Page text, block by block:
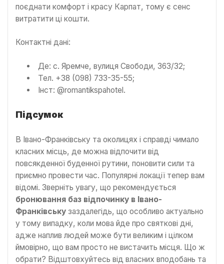
поєднати комфорт і красу Карпат, тому є сенс
витратити ці кошти.
Контактні дані:
Де: с. Яремче, вулиця Свободи, 363/32;
Тел. +38 (098) 733-35-55;
Інст: @romantikspahotel.
Підсумок
В Івано-Франківську та околицях і справді чимало
класних місць, де можна відпочити від
повсякденної буденної рутини, поновити сили та
приємно провести час. Популярні локації тепер вам
відомі. Зверніть увагу, що рекомендується
бронювання баз відпочинку в Івано-
Франківську заздалегідь, що особливо актуально
у тому випадку, коли мова йде про святкові дні,
адже наплив людей може бути великим і цілком
ймовірно, що вам просто не вистачить місця. Що ж
обрати? Відштовхуйтесь від власних вподобань та